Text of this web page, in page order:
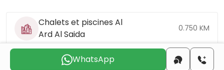
Chalets et piscines Al
Ard Al Saida
0.750 KM
Hôtel Ebla 4.8 KM
WhatsApp